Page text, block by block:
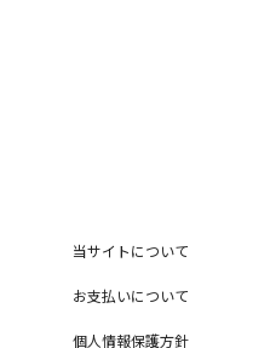
当サイトについて
お支払いについて
個人情報保護方針